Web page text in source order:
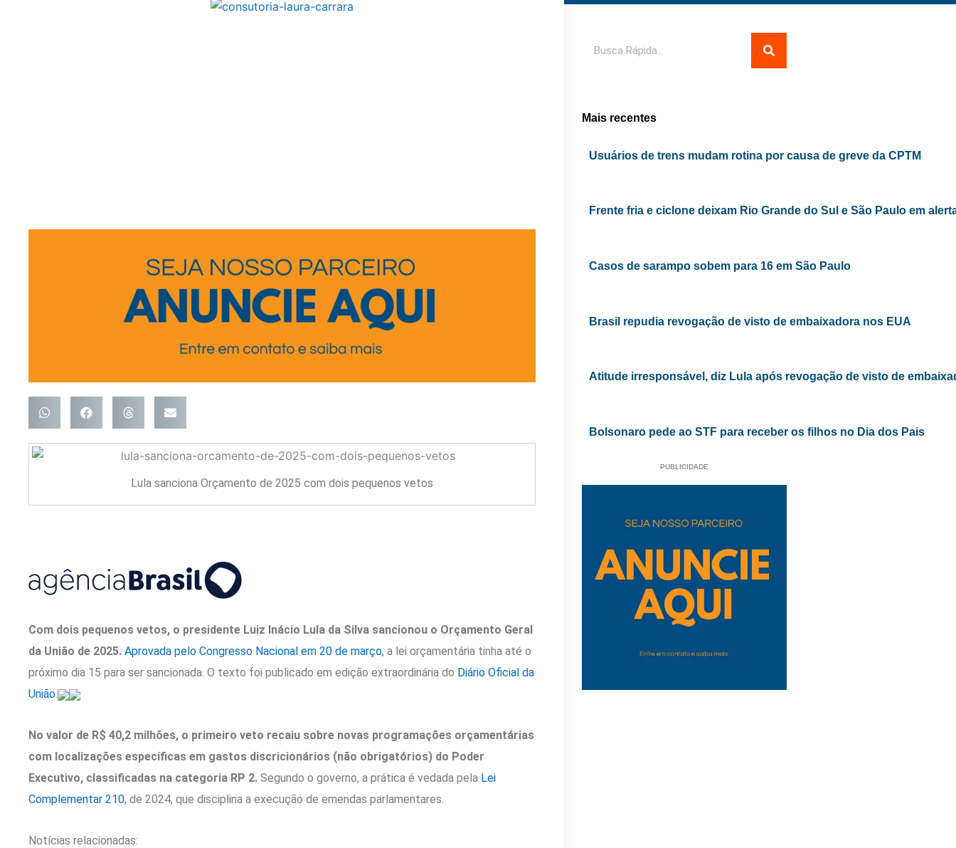
Lula sanciona Orçamento de 2025 com dois pequenos vetos
Com dois pequenos vetos, o presidente Luiz Inácio Lula da Silva sancionou o Orçamento Geral
da União de 2025. Aprovada pelo Congresso Nacional em 20 de março, a lei orçamentária tinha até o
próximo dia 15 para ser sancionada. O texto foi publicado em edição extraordinária do Diário Oficial da
União.
No valor de R$ 40,2 milhões, o primeiro veto recaiu sobre novas programações orçamentárias
com localizações específicas em gastos discricionários (não obrigatórios) do Poder
Executivo, classificadas na categoria RP 2. Segundo o governo, a prática é vedada pela Lei
Complementar 210, de 2024, que disciplina a execução de emendas parlamentares.
Notícias relacionadas:
Mais recentes
Usuários de trens mudam rotina por causa de greve da CPTM
Frente fria e ciclone deixam Rio Grande do Sul e São Paulo em
Casos de sarampo sobem para 16 em São Paulo
Brasil repudia revogação de visto de embaixadora nos EUA
Atitude irresponsável, diz Lula após revogação de visto de
Bolsonaro pede ao STF para receber os filhos no Dia dos Pais
PUBLICIDADE